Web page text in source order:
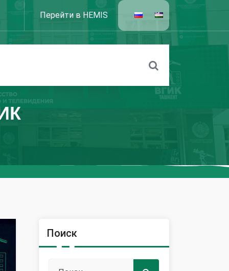
Перейти в HEMIS
Поиск